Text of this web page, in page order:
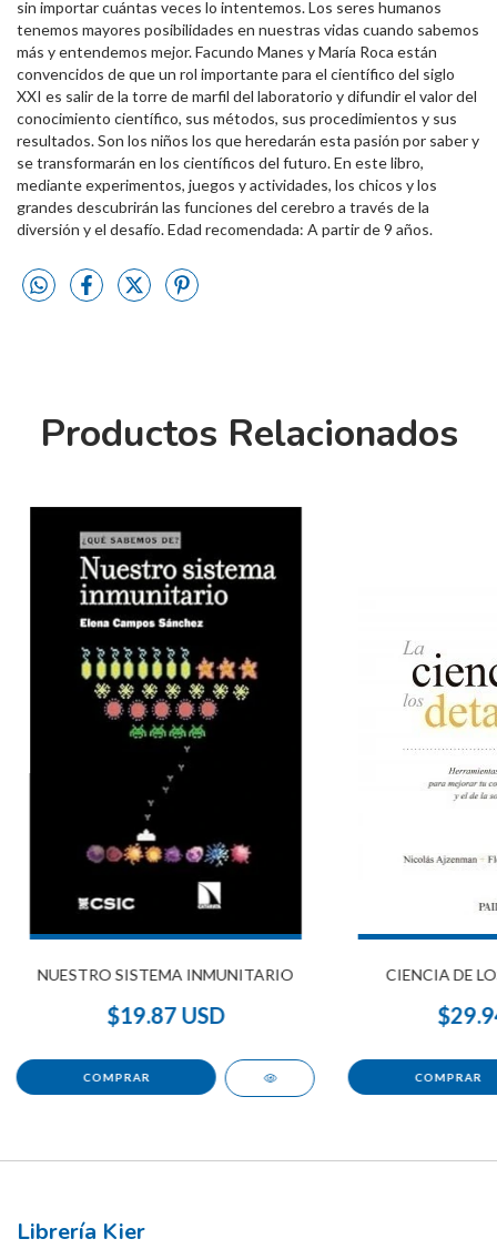
sin importar cuántas veces lo intentemos. Los seres humanos
tenemos mayores posibilidades en nuestras vidas cuando sabemos
más y entendemos mejor. Facundo Manes y María Roca están
convencidos de que un rol importante para el científico del siglo
XXI es salir de la torre de marfil del laboratorio y difundir el valor del
conocimiento científico, sus métodos, sus procedimientos y sus
resultados. Son los niños los que heredarán esta pasión por saber y
se transformarán en los científicos del futuro. En este libro,
mediante experimentos, juegos y actividades, los chicos y los
grandes descubrirán las funciones del cerebro a través de la
diversión y el desafío. Edad recomendada: A partir de 9 años.
Productos Relacionados
NUESTRO SISTEMA INMUNITARIO
$19.87 USD
CIENCIA DE
Librería Kier